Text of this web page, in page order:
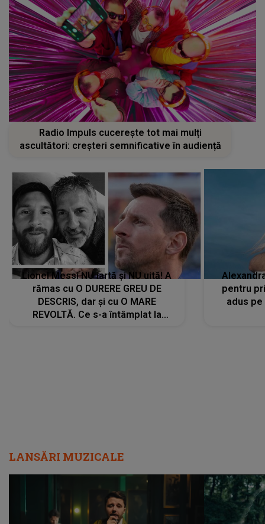
Radio Impuls cucerește tot mai mulți
ascultători: creșteri semnificative în audiență
Lionel Messi NU iartă și NU uită! A
rămas cu O DURERE GREU DE
DESCRIS, dar și cu O MARE
REVOLTĂ. Ce s-a întâmplat la
pentru
adus
LANSĂRI MUZICALE